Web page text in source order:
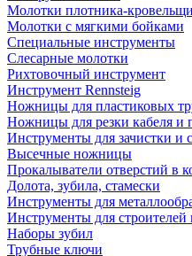
Молотки плотника-
Молотки с мягкими бойками
Специальные инструменты
Слесарные молотки
Рихтовочный инструмент
Инструмент Rennsteig
Ножницы для пластиковых
Ножницы для резки кабеля и
Инструменты для зачистки и
Высечные ножницы
Прокалыватели отверстий в
Долота, зубила, стамески
Инструменты для
Инструменты для
Наборы зубил
Трубные ключи